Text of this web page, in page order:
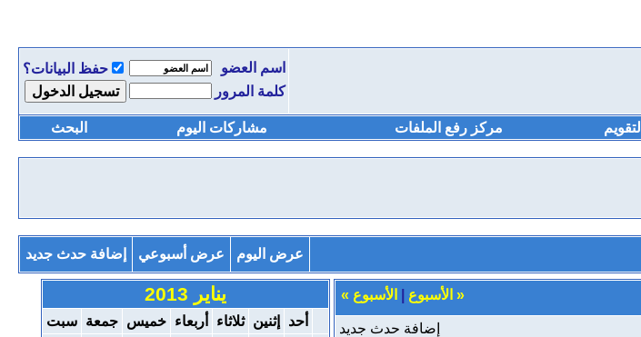
اسم العضو
حفظ البيانات؟
كلمة المرور
التقويم مركز رفع الملفات مشاركات اليوم البحث
عرض اليوم عرض أسبوعي إضافة حدث جديد
« الأسبوع الأسبوع »
إضافة حدث جديد
يناير 2013
أحد إثنين ثلاثاء أربعاء خميس جمعة سبت